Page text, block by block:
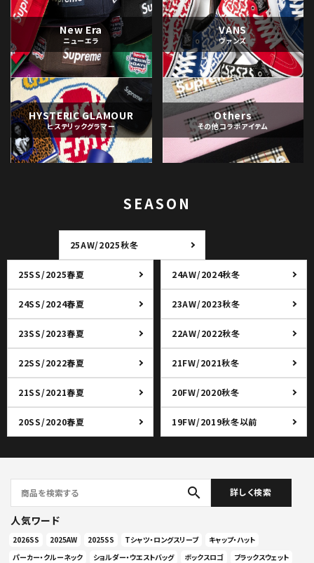
New Era
ニューエラ
VANS
ヴァンズ
HYSTERIC GLAMOUR
ヒステリックグラマー
Others
その他コラボアイテム
SEASON
25AW/2025秋冬
25SS/2025春夏 24AW/2024秋冬
24SS/2024春夏 23AW/2023秋冬
23SS/2023春夏 22AW/2022秋冬
22SS/2022春夏 21FW/2021秋冬
21SS/2021春夏 20FW/2020秋冬
20SS/2020春夏 19FW/2019秋冬以前
search 詳しく検索
人気ワード
2026SS 2025AW 2025SS Tシャツ・ロングスリーブ
キャップ・ハット
パーカー・クルーネック
ショルダー・ウエストバッグ ボックスロゴ ブラックスウェット